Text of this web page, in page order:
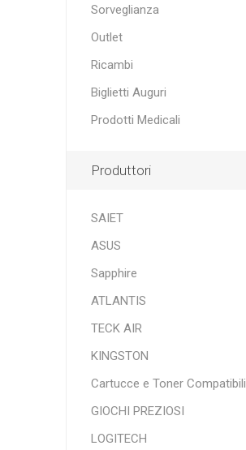
Sorveglianza
Outlet
Ricambi
Biglietti Auguri
Prodotti Medicali
Produttori
SAIET
ASUS
Sapphire
ATLANTIS
TECK AIR
KINGSTON
Cartucce e Toner Compatibili
GIOCHI PREZIOSI
LOGITECH